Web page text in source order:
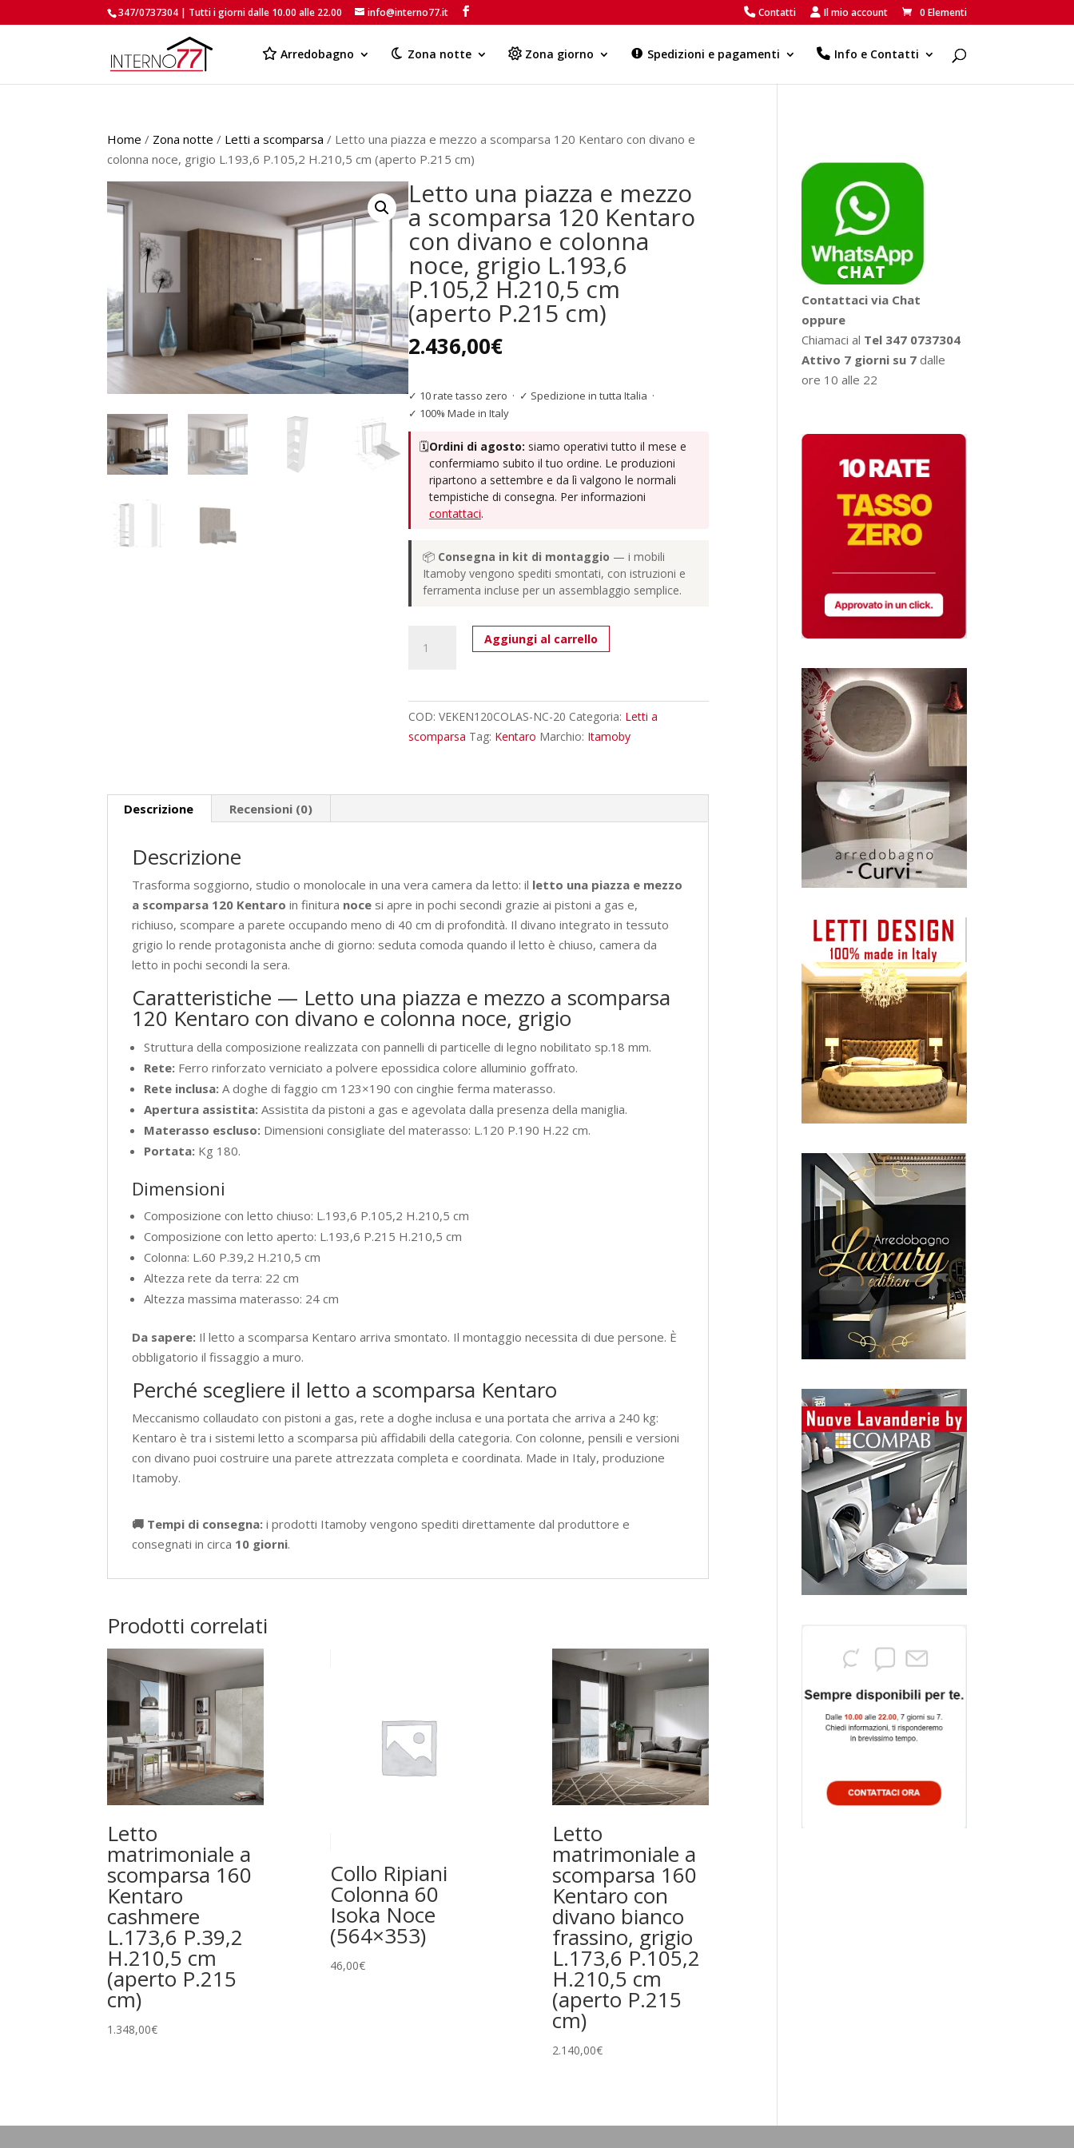
347/0737304 | Tutti i giorni dalle 10.00 alle 22.00 info@interno77.it Contatti Il mio account 0 Elementi
Arredobagno Zona notte Zona giorno Spedizioni e pagamenti Info e Contatti
Products
Home / Zona notte / Letti a scomparsa / Letto una piazza e mezzo a scomparsa 120 Kentaro con divano e
colonna noce, grigio L.193,6 P.105,2 H.210,5 cm (aperto P.215 cm)
Letto una piazza e mezzo
a scomparsa 120 Kentaro
con divano e colonna
noce, grigio L.193,6
P.105,2 H.210,5 cm
(aperto P.215 cm)
2.436,00€
✓ 10 rate tasso zero · ✓ Spedizione in tutta Italia ·
✓ 100% Made in Italy
🗓️Ordini di agosto: siamo operativi tutto il mese e
confermiamo subito il tuo ordine. Le produzioni
ripartono a settembre e da lì valgono le normali
tempistiche di consegna. Per informazioni
contattaci.
📦 Consegna in kit di montaggio — i mobili
Itamoby vengono spediti smontati, con istruzioni e
ferramenta incluse per un assemblaggio semplice.
una
mezzo
a
Kentaro
noce,
grigio
L.193,6
P.105,2
cm
(aperto
cm)
quantità
Aggiungi al carrello
COD: VEKEN120COLAS-NC-20 Categoria: Letti a
scomparsa Tag: Kentaro Marchio: Itamoby
Descrizione Recensioni (0)
Descrizione
Trasforma soggiorno, studio o monolocale in una vera camera da letto: il letto una piazza e mezzo
a scomparsa 120 Kentaro in finitura noce si apre in pochi secondi grazie ai pistoni a gas e,
richiuso, scompare a parete occupando meno di 40 cm di profondità. Il divano integrato in tessuto
grigio lo rende protagonista anche di giorno: seduta comoda quando il letto è chiuso, camera da
letto in pochi secondi la sera.
Caratteristiche — Letto una piazza e mezzo a scomparsa
120 Kentaro con divano e colonna noce, grigio
Struttura della composizione realizzata con pannelli di particelle di legno nobilitato sp.18 mm.
Rete: Ferro rinforzato verniciato a polvere epossidica colore alluminio goffrato.
Rete inclusa: A doghe di faggio cm 123×190 con cinghie ferma materasso.
Apertura assistita: Assistita da pistoni a gas e agevolata dalla presenza della maniglia.
Materasso escluso: Dimensioni consigliate del materasso: L.120 P.190 H.22 cm.
Portata: Kg 180.
Dimensioni
Composizione con letto chiuso: L.193,6 P.105,2 H.210,5 cm
Composizione con letto aperto: L.193,6 P.215 H.210,5 cm
Colonna: L.60 P.39,2 H.210,5 cm
Altezza rete da terra: 22 cm
Altezza massima materasso: 24 cm
Da sapere: Il letto a scomparsa Kentaro arriva smontato. Il montaggio necessita di due persone. È
obbligatorio il fissaggio a muro.
Perché scegliere il letto a scomparsa Kentaro
Meccanismo collaudato con pistoni a gas, rete a doghe inclusa e una portata che arriva a 240 kg:
Kentaro è tra i sistemi letto a scomparsa più affidabili della categoria. Con colonne, pensili e versioni
con divano puoi costruire una parete attrezzata completa e coordinata. Made in Italy, produzione
Itamoby.
🚚 Tempi di consegna: i prodotti Itamoby vengono spediti direttamente dal produttore e
consegnati in circa 10 giorni.
Prodotti correlati
Letto
matrimoniale a
scomparsa 160
Kentaro
cashmere
L.173,6 P.39,2
H.210,5 cm
(aperto P.215
cm)
1.348,00€
Collo Ripiani
Colonna 60
Isoka Noce
(564×353)
46,00€
Letto
matrimoniale a
scomparsa 160
Kentaro con
divano bianco
frassino, grigio
L.173,6 P.105,2
H.210,5 cm
(aperto P.215
cm)
2.140,00€
Contattaci via Chat
oppure
Chiamaci al Tel 347 0737304
Attivo 7 giorni su 7 dalle
ore 10 alle 22